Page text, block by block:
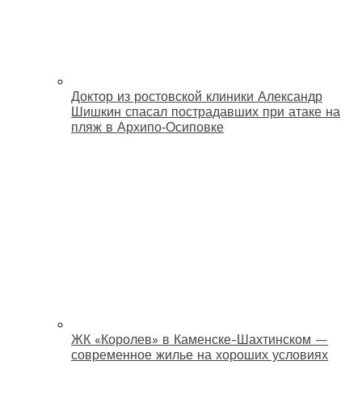
Доктор из ростовской клиники Александр
Шишкин спасал пострадавших при атаке на
пляж в Архипо‑Осиповке
ЖК «Королев» в Каменске-Шахтинском —
современное жилье на хороших условиях